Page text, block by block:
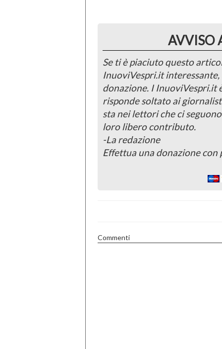
AVVISO
Se ti è piaciuto questo
InuoviVespri.it
donazione. I InuoviVespri.it
risponde soltato ai
sta nei lettori che ci
loro libero contributo.
-La redazione
Effettua una donazione con
Commenti